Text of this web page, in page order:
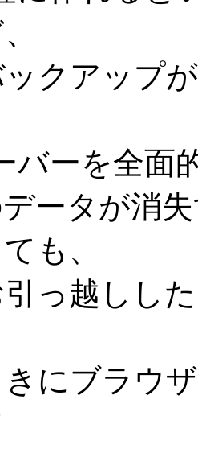
クアップ
バーを全面
ータが消
も、
っ越しし
にブラウ